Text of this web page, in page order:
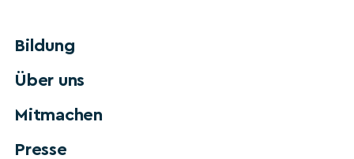
Bildung
Über uns
Mitmachen
Presse